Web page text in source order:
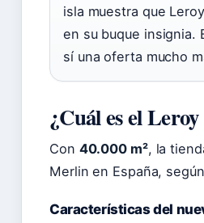
isla muestra que
en su buque insignia.
sí una oferta mucho
¿Cuál es el
Con 40.000 m², la
Merlin en España,
Características del